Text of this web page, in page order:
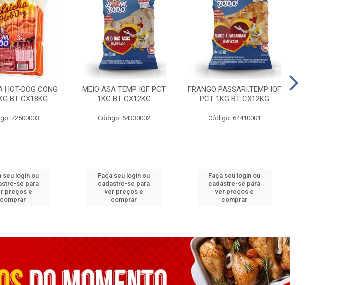
HOT-DOG CONG
BT CX18KG
72500003
seu login ou
se para
preços e
comprar
MEIO ASA TEMP IQF PCT
1KG BT CX12KG
Código: 64330002
Faça seu login ou
cadastre-se para
ver preços e
comprar
FRANGO PASSARI.TEMP IQF
PCT 1KG BT CX12KG
Código: 64410001
Faça seu login ou
cadastre-se para
ver preços e
comprar